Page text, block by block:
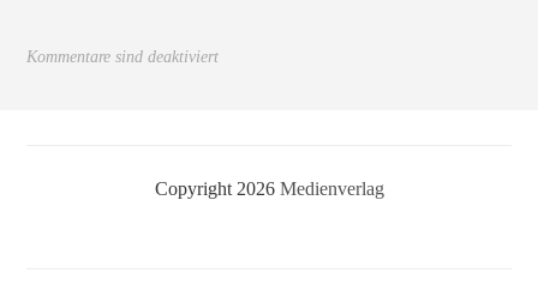
Kommentare sind deaktiviert
Copyright 2026 Medienverlag